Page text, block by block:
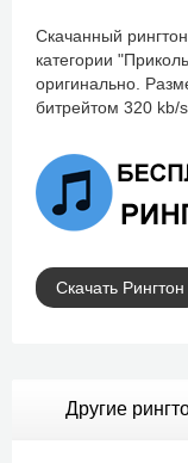
Скачанный
категории
оригинально.
битрейтом 320 kb/s.
Скачать Рингтон
Другие